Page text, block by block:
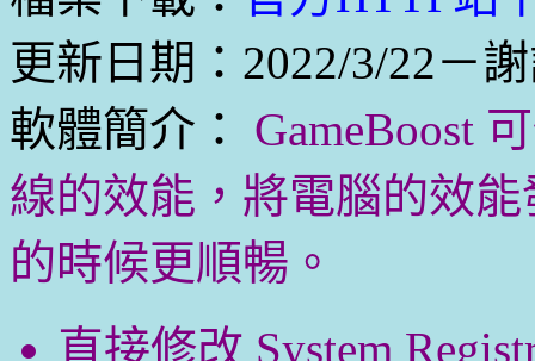
更新日期：2022/3/22－
軟體簡介：
GameBoost
線的效能，將電腦的效
的時候更順暢。
直接修改 System